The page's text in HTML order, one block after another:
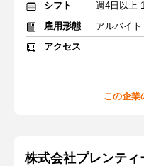
シフト
週4日以上
雇用形態
アルバイト
アクセス
この企業
株式会社プレンティ